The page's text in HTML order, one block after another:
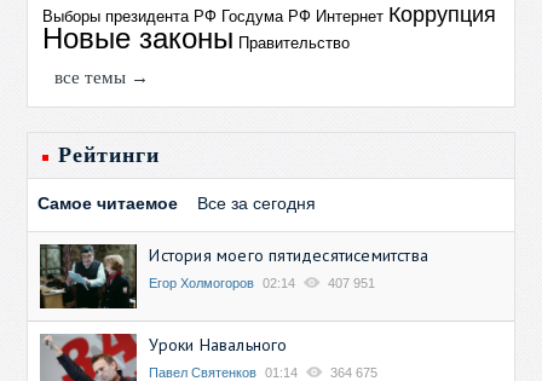
Выборы президента РФ Госдума РФ Интернет Коррупция
Новые законы Правительство
все темы →
Рейтинги
Самое читаемое Все за сегодня
История моего пятидесятисемитства
Егор Холмогоров 02:14 407 951
Уроки Навального
Павел Святенков 01:14 364 675